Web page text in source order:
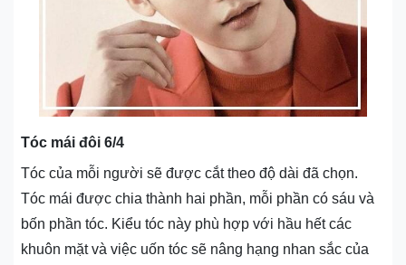
Tóc mái đôi 6/4
Tóc của mỗi người sẽ được cắt theo độ dài đã chọn.
Tóc mái được chia thành hai phần, mỗi phần có sáu và
bốn phần tóc. Kiểu tóc này phù hợp với hầu hết các
khuôn mặt và việc uốn tóc sẽ nâng hạng nhan sắc của